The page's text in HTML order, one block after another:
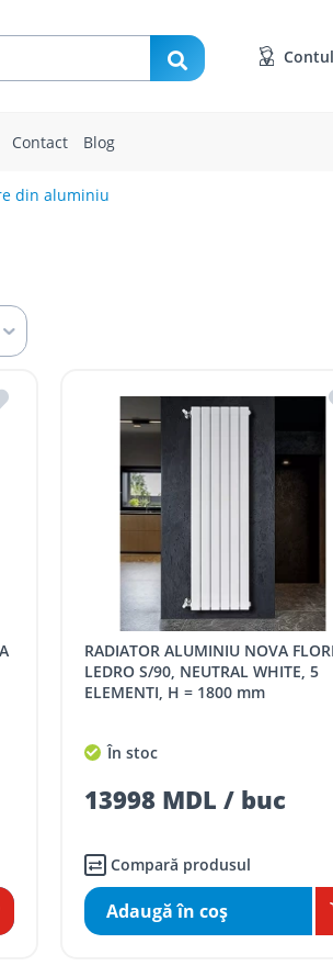
Contact Blog
din aluminiu
RADIATOR ALUMINIU NOVA FLORIDA
LEDRO S/90, NEUTRAL WHITE, 5
ELEMENTI, H = 1800 mm
În stoc
13998 MDL / buc
Compară produsul
Adaugă în coş